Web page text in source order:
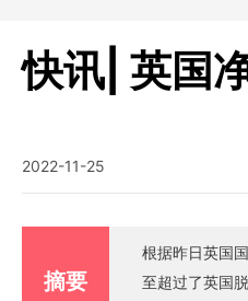
快讯| 英国
2022-11-25
摘要
根据昨日英国
至超过了英国